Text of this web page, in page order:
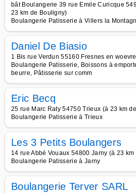
bât Boulangerie 39 rue Emile Curicque
23 km de Bouligny)
Boulangerie Patisserie à Villers la
Daniel De Biasio
1 Bis rue Verdun 55160 Fresnes en
Boulangerie Patisserie, Boissons à
beurre, Pâtisserie sur comm
Eric Becq
25 rue Marc Raty 54750 Trieux (à 23 km
Boulangerie Patisserie à Trieux
Les 3 Petits Boulangers
14 rue Abbé Vouaux 54800 Jarny (à 23
Boulangerie Patisserie à Jarny
Boulangerie Terver SARL